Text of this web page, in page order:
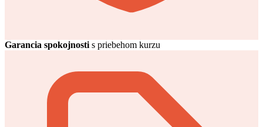
Garancia spokojnosti s priebehom kurzu